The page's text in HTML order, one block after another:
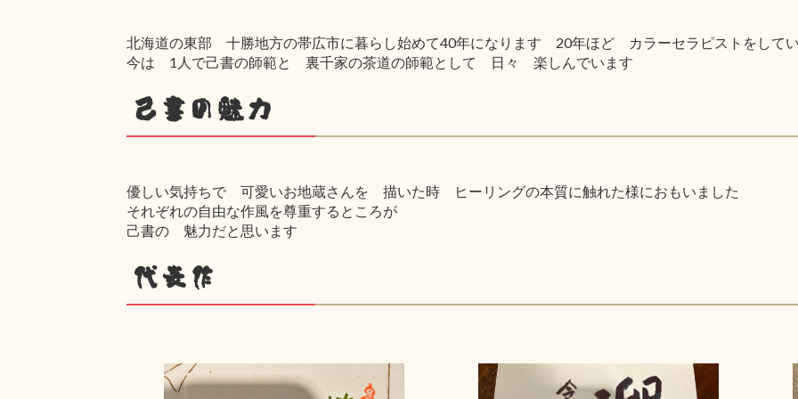
北海道の東部 十勝地方の帯広市に暮らし始めて40年になります 20年ほど カラーセラピストをして
今は 1人で己書の師範と 裏千家の茶道の師範として 日々 楽しんでいます
己書の魅力
優しい気持ちで 可愛いお地蔵さんを 描いた時 ヒーリングの本質に触れた様におもいました
それぞれの自由な作風を尊重するところが
己書の 魅力だと思います
代表作